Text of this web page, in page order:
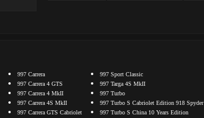
997 Carrera
997 Carrera 4 GTS
997 Carrera 4 MkII
997 Carrera 4S MkII
997 Carrera GTS Cabriolet
997 Sport Classic
997 Targa 4S MkII
997 Turbo
997 Turbo S Cabriolet Edition 918 Spyder
997 Turbo S China 10 Years Edition